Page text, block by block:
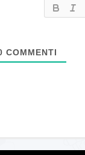
COMMENTI